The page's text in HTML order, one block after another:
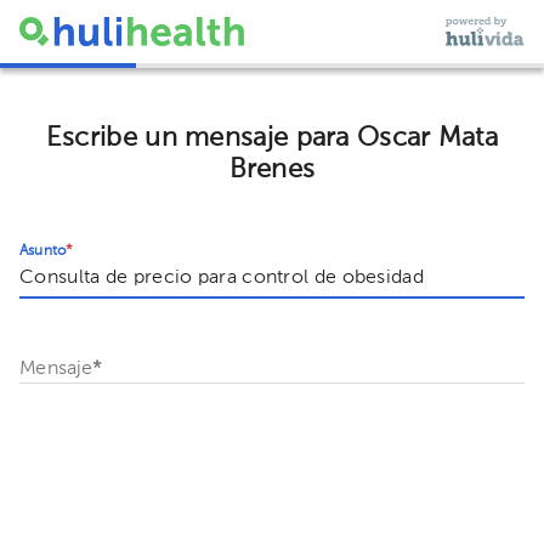
Escribe un mensaje para Oscar Mata
Brenes
Asunto*
Mensaje*